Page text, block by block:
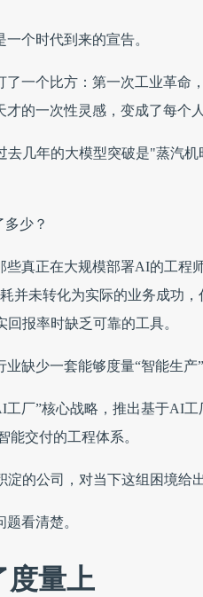
个时代到来的宣告。
了一个比方：第一次工业革命
的一次性灵感，变成了每个人
去几年的大模型突破是"蒸汽
少？
些真正在大规模部署AI的工程
并未转化为实际的业务成功
报率时缺乏可靠的工具。
缺少一套能够度量“智能生产”
厂”核心战略，推出基于AI
交付的工程体系。
的公司，对当下这组困境给
看清楚。
度量上